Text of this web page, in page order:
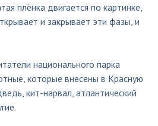
плёнка двигается по картинке,
и закрывает эти фазы, и
национального парка
которые внесены в Красную
кит-нарвал, атлантический